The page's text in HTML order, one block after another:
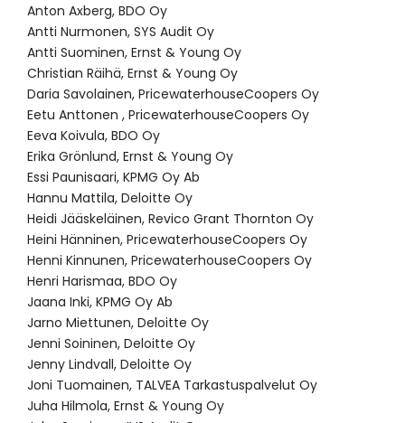
Anton Axberg, BDO Oy
Antti Nurmonen, SYS Audit Oy
Antti Suominen, Ernst & Young Oy
Christian Räihä, Ernst & Young Oy
Daria Savolainen, PricewaterhouseCoopers Oy
Eetu Anttonen , PricewaterhouseCoopers Oy
Eeva Koivula, BDO Oy
Erika Grönlund, Ernst & Young Oy
Essi Paunisaari, KPMG Oy Ab
Hannu Mattila, Deloitte Oy
Heidi Jääskeläinen, Revico Grant Thornton Oy
Heini Hänninen, PricewaterhouseCoopers Oy
Henni Kinnunen, PricewaterhouseCoopers Oy
Henri Harismaa, BDO Oy
Jaana Inki, KPMG Oy Ab
Jarno Miettunen, Deloitte Oy
Jenni Soininen, Deloitte Oy
Jenny Lindvall, Deloitte Oy
Joni Tuomainen, TALVEA Tarkastuspalvelut Oy
Juha Hilmola, Ernst & Young Oy